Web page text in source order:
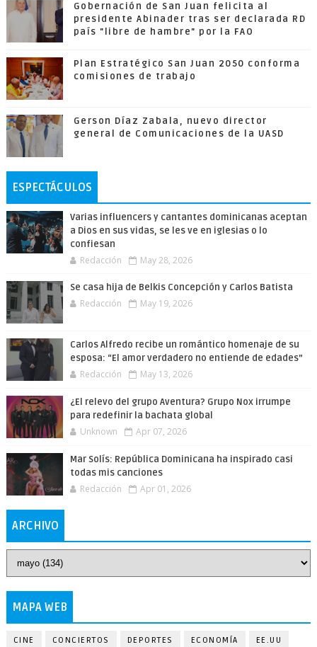
Gobernación de San Juan felicita al
presidente Abinader tras ser declarada RD
país "libre de hambre" por la FAO
Plan Estratégico San Juan 2050 conforma
comisiones de trabajo
Gerson Díaz Zabala, nuevo director
general de Comunicaciones de la UASD
ESPECTÁCULOS
Varias influencers y cantantes dominicanas aceptan
a Dios en sus vidas, se les ve en iglesias o lo
confiesan
Redacción May 28, 2026
Se casa hija de Belkis Concepción y Carlos Batista
Redacción May 19, 2026
Carlos Alfredo recibe un romántico homenaje de su
esposa: “El amor verdadero no entiende de edades”
Redacción May 13, 2026
¿El relevo del grupo Aventura? Grupo Nox irrumpe
para redefinir la bachata global
Unknown Apr 07, 2026
Mar Solís: República Dominicana ha inspirado casi
todas mis canciones
Redacción Apr 01, 2026
ARCHIVO
MAPA WEB
CINE CONCIERTOS DEPORTES ECONOMÍA EE.UU